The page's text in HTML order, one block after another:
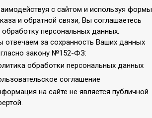
с сайтом и используя формы
и обратной связи, Вы соглашаетесь
обработку персональных данных.
отвечаем за сохранность Ваших данных
закону №152-ФЗ:
обработки персональных данных
соглашение
на сайте не является публичной